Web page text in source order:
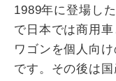
1989年に登場し
で日本では商用
ワゴンを個人向
です。その後は